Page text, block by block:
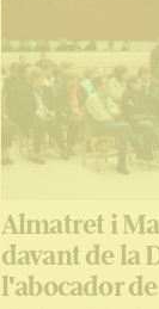
Almatret i
davant de la
l'abocador